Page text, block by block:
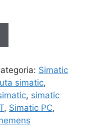
Simatic
simatic,
, simatic
, Simatic PC,